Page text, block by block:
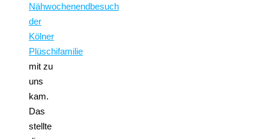
Nähwochenendbesuch
der
Kölner
Plüschifamilie
mit zu
uns
kam.
Das
stellte